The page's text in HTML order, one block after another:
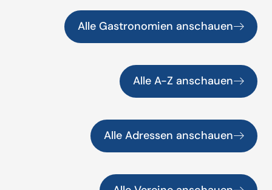
Alle Gastronomien anschauen
Alle A-Z anschauen
Alle Adressen anschauen